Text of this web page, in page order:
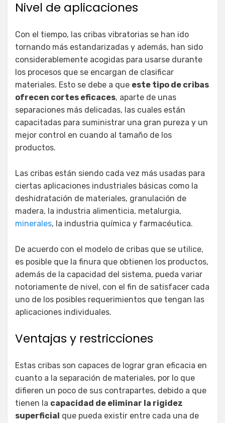
Nivel de aplicaciones
Con el tiempo, las cribas vibratorias se han ido
tornando más estandarizadas y además, han sido
considerablemente acogidas para usarse durante
los procesos que se encargan de clasificar
materiales. Esto se debe a que este tipo de cribas
ofrecen cortes eficaces, aparte de unas
separaciones más delicadas, las cuales están
capacitadas para suministrar una gran pureza y un
mejor control en cuando al tamaño de los
productos.
Las cribas están siendo cada vez más usadas para
ciertas aplicaciones industriales básicas como la
deshidratación de materiales, granulación de
madera, la industria alimenticia, metalurgia,
minerales, la industria química y farmacéutica.
De acuerdo con el modelo de cribas que se utilice,
es posible que la finura que obtienen los productos,
además de la capacidad del sistema, pueda variar
notoriamente de nivel, con el fin de satisfacer cada
uno de los posibles requerimientos que tengan las
aplicaciones individuales.
Ventajas y restricciones
Estas cribas son capaces de lograr gran eficacia en
cuanto a la separación de materiales, por lo que
difieren un poco de sus contrapartes, debido a que
tienen la capacidad de eliminar la rigidez
superficial que pueda existir entre cada una de